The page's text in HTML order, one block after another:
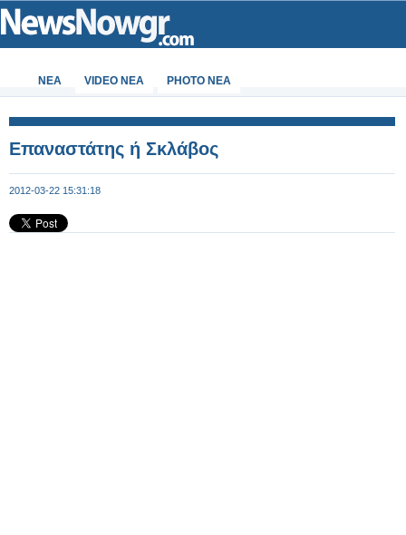
ΝΕΑ VIDEO NEA PHOTO NEA
Επαναστάτης ή Σκλάβος
2012-03-22 15:31:18